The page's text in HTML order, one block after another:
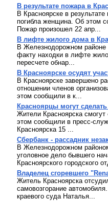
В результате пожара в
В Красноярске в
погибла женщина. Об этом
Пожар произошел 22 апр...
В лифте жилого дома в
В Железнодорожном районе
факту находки в лифте
пересчете обнар...
В Красноярске осудят
В Красноярске завершено
отношении членов
этом сообщили в к...
Красноярцы могут
Жители Красноярска
этом сообщили в пресс-
Красноярска 15 ...
Сбербанк - рассадник
В Железнодорожном
уголовное дело бывшего
Красноярского городского
Владелец сгоревшего
Житель Красноярска
самовозгорание
краевого суда Наталья...